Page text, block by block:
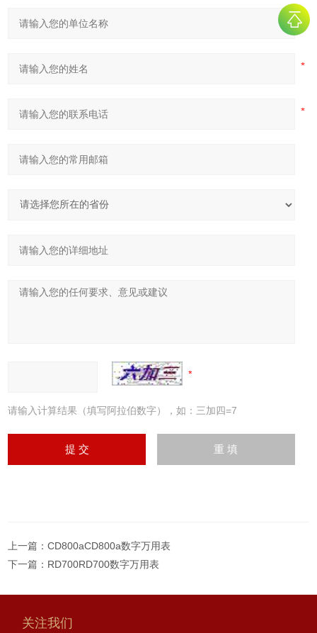
请输入计算结果（填写阿拉伯数字），如：三加四=7
上一篇：CD800aCD800a数字万用表
下一篇： RD700RD700数字万用表
关注我们